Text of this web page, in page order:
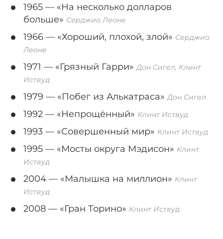
1965 — «На несколько долларов
больше» Серджио Леоне
1966 — «Хороший, плохой, злой» Серджио
Леоне
1971 — «Грязный Гарри» Дон Сигел, Клинт
Иствуд
1979 — «Побег из Алькатраса» Дон Сигел
1992 — «Непрощённый» Клинт Иствуд
1993 — «Совершенный мир» Клинт Иствуд
1995 — «Мосты округа Мэдисон» Клинт
Иствуд
2004 — «Малышка на миллион» Клинт
Иствуд
2008 — «Гран Торино» Клинт Иствуд